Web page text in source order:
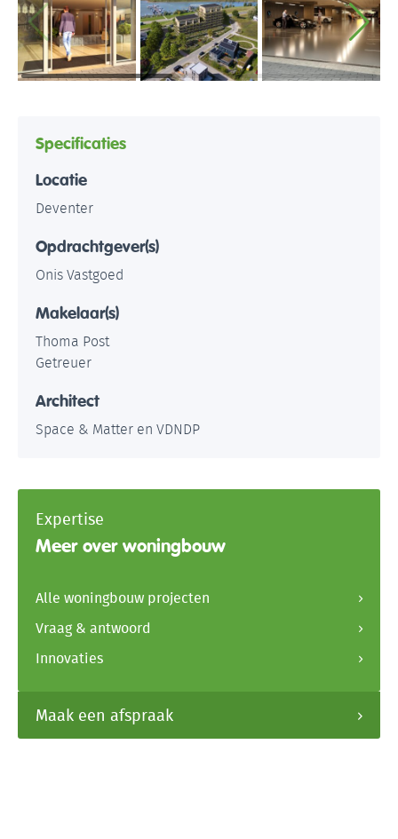
Specificaties
Locatie
Deventer
Opdrachtgever(s)
Onis Vastgoed
Makelaar(s)
Thoma Post
Getreuer
Architect
Space & Matter en VDNDP
Expertise
Meer over woningbouw
Alle woningbouw projecten
Vraag & antwoord
Innovaties
Maak een afspraak